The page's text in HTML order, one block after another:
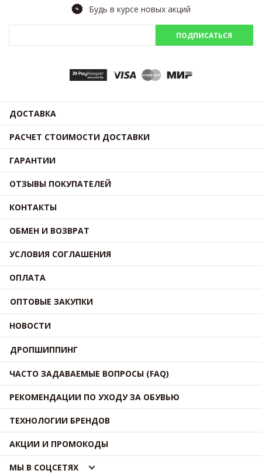
Будь в курсе новых акций
ПОДПИСАТЬСЯ
ДОСТАВКА
РАСЧЕТ СТОИМОСТИ ДОСТАВКИ
ГАРАНТИИ
ОТЗЫВЫ ПОКУПАТЕЛЕЙ
КОНТАКТЫ
ОБМЕН И ВОЗВРАТ
УСЛОВИЯ СОГЛАШЕНИЯ
ОПЛАТА
ОПТОВЫЕ ЗАКУПКИ
НОВОСТИ
ДРОПШИППИНГ
ЧАСТО ЗАДАВАЕМЫЕ ВОПРОСЫ (FAQ)
РЕКОМЕНДАЦИИ ПО УХОДУ ЗА ОБУВЬЮ
ТЕХНОЛОГИИ БРЕНДОВ
АКЦИИ И ПРОМОКОДЫ
МЫ В СОЦСЕТЯХ